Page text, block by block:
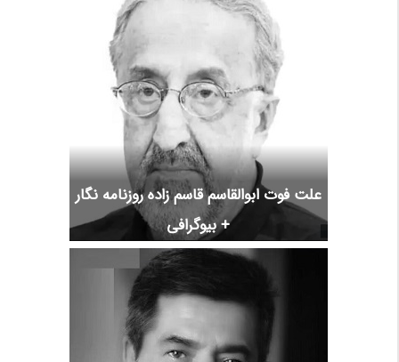
علت فوت ابوالقاسم قاسم زاده روزنامه نگار
+ بیوگرافی